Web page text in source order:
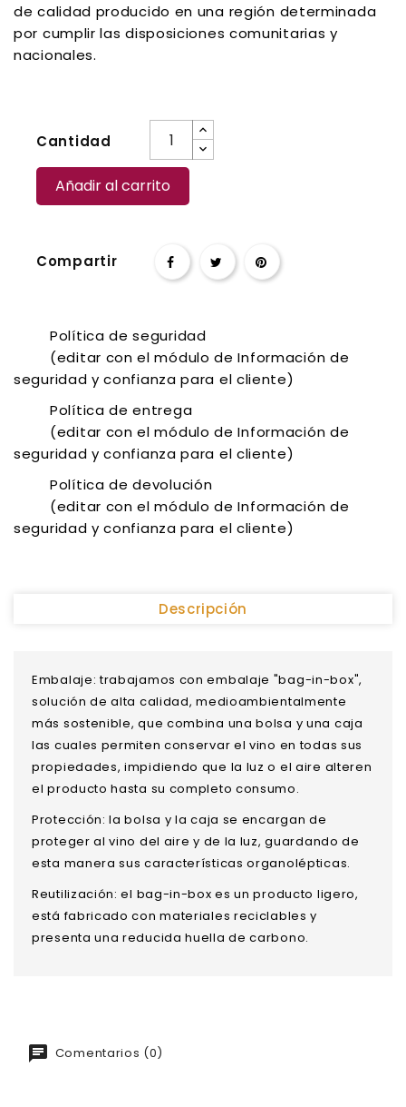
de calidad producido en una región determinada
por cumplir las disposiciones comunitarias y
nacionales.
Cantidad
Añadir al carrito
Compartir
Política de seguridad
(editar con el módulo de Información de
seguridad y confianza para el cliente)
Política de entrega
(editar con el módulo de Información de
seguridad y confianza para el cliente)
Política de devolución
(editar con el módulo de Información de
seguridad y confianza para el cliente)
Descripción
Embalaje: trabajamos con embalaje "bag-in-box",
solución de alta calidad, medioambientalmente
más sostenible, que combina una bolsa y una caja
las cuales permiten conservar el vino en todas sus
propiedades, impidiendo que la luz o el aire alteren
el producto hasta su completo consumo.
Protección: la bolsa y la caja se encargan de
proteger al vino del aire y de la luz, guardando de
esta manera sus características organolépticas.
Reutilización: el bag-in-box es un producto ligero,
está fabricado con materiales reciclables y
presenta una reducida huella de carbono.
Comentarios (0)